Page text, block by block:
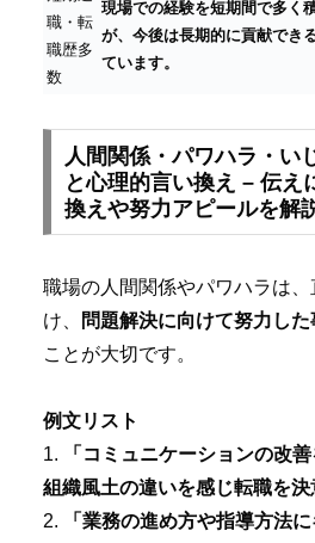
職・転
職歴多
数
現場での経験を短期間で多く
が、今後は長期的に貢献でき
ています。
人間関係・パワハラ・い
と心理的言い換え – 伝え
換えや努力アピールを解
職場の人間関係やパワハラは
け、
問題解決に向けて努力し
ことが大切です。
例文リスト
1.
「コミュニケーションの改
組織風土の違いを感じ転職を決
2.
「業務の進め方や指導方法